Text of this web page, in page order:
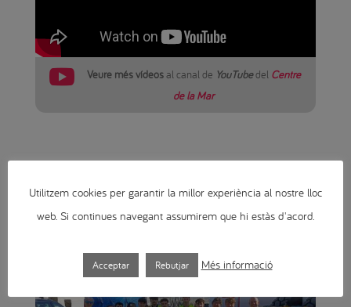
 Veure més vídeosal canal de YouTubedel Centre
de la Mar
Últimes notícies
Utilitzem cookies per garantir la millor experiència al nostre lloc
web. Si continues navegant assumirem que hi estàs d'acord.
Acceptar Rebutjar Més informació